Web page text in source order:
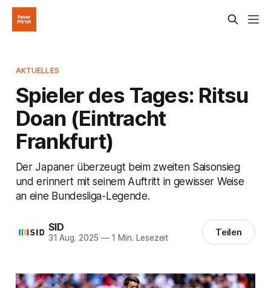
AKTUELLES
Spieler des Tages: Ritsu
Doan (Eintracht
Frankfurt)
Der Japaner überzeugt beim zweiten Saisonsieg
und erinnert mit seinem Auftritt in gewisser Weise
an eine Bundesliga-Legende.
SID
31 Aug. 2025 —1 Min. Lesezeit Teilen